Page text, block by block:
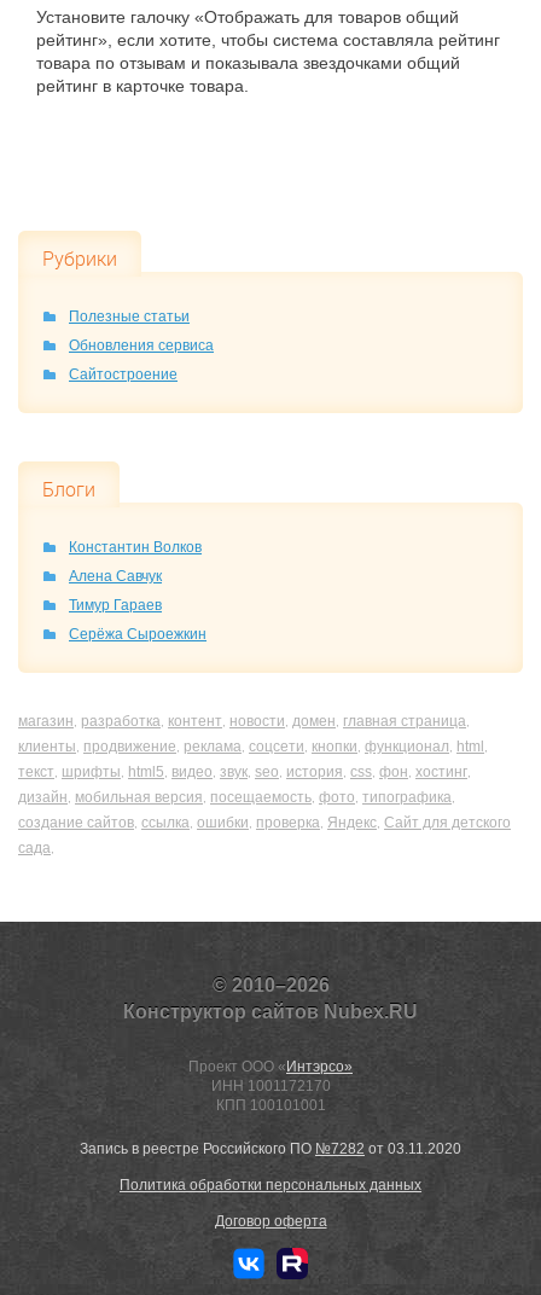
Установите галочку «Отображать для товаров общий
рейтинг», если хотите, чтобы система составляла рейтинг
товара по отзывам и показывала звездочками общий
рейтинг в карточке товара.
Рубрики
Полезные статьи
Обновления сервиса
Сайтостроение
Блоги
Константин Волков
Алена Савчук
Тимур Гараев
Серёжа Сыроежкин
магазин разработка контент новости домен главная страница
клиенты продвижение реклама соцсети кнопки функционал html
текст шрифты html5 видео звук seo история css фон хостинг
дизайн мобильная версия посещаемость фото типографика
создание сайтов ссылка ошибки проверка Яндекс Сайт для детского
сада
© 2010–2026
Конструктор сайтов Nubex.RU
Проект ООО « Интэрсо»
ИНН 1001172170
КПП 100101001
Запись в реестре Российского ПО №7282 от 03.11.2020
Политика обработки персональных данных
Договор оферта